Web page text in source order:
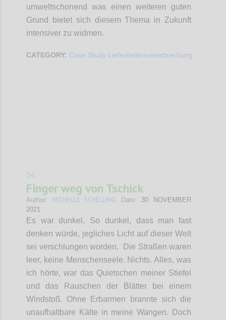
umweltschonend was einen weiteren guten
Grund bietet sich diesem Thema in Zukunft
intensiver zu widmen.
CATEGORY: Case Study Lieferkettenunterbrechung
Finger weg von Tschick
Author: MICHELLE SCHELLING Date: 30 NOVEMBER
2021
Es war dunkel. So dunkel, dass man fast
denken würde, jegliches Licht auf dieser Welt
sei verschlungen worden. Die Straßen waren
leer, keine Menschenseele. Nichts. Alles, was
ich hörte, war das Quietschen meiner Stiefel
und das Rauschen der Blätter bei einem
Windstoß. Ohne Erbarmen brannte sich die
unaufhaltbare Kälte in meine Wangen. Doch